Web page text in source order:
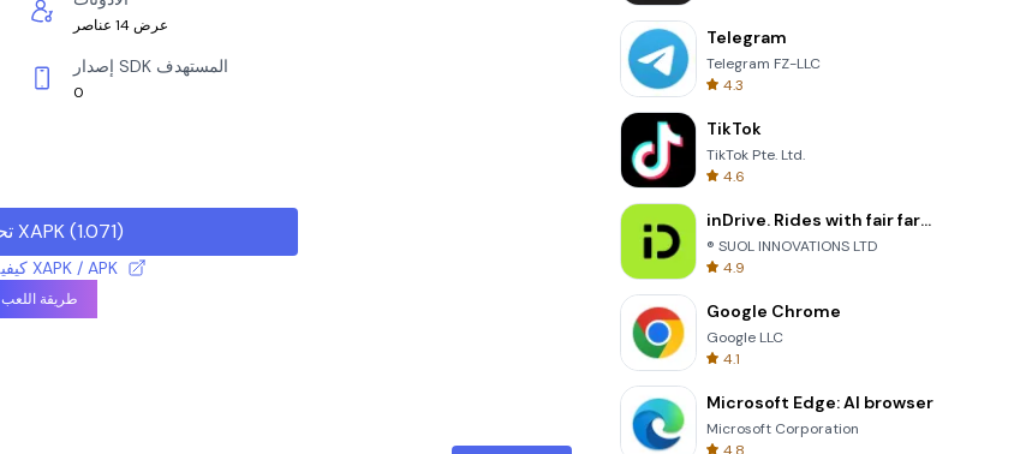
عرض 14 عناصر
إصدار SDK المستهدف
0
تحميل XAPK(1.071)
كيفية تثبيت ملف XAPK / APK
طريقة اللعب
Telegram
Telegram FZ-LLC
4.3
TikTok
TikTok Pte. Ltd.
4.6
inDrive. Rides with fair fares
® SUOL INNOVATIONS LTD
4.9
Google Chrome
Google LLC
4.1
Microsoft Edge: AI browser
Microsoft Corporation